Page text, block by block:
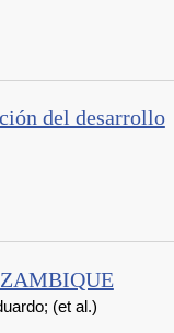
del desarrollo
(et al.)